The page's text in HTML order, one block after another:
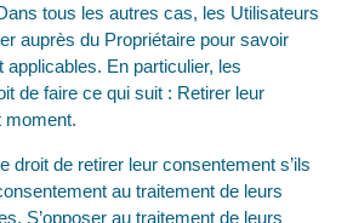
tous les autres cas, les Utilisateurs
auprès du Propriétaire pour savoir
applicables. En particulier, les
de faire ce qui suit : Retirer leur
moment.
droit de retirer leur consentement s’ils
au traitement de leurs
S’opposer au traitement de leurs